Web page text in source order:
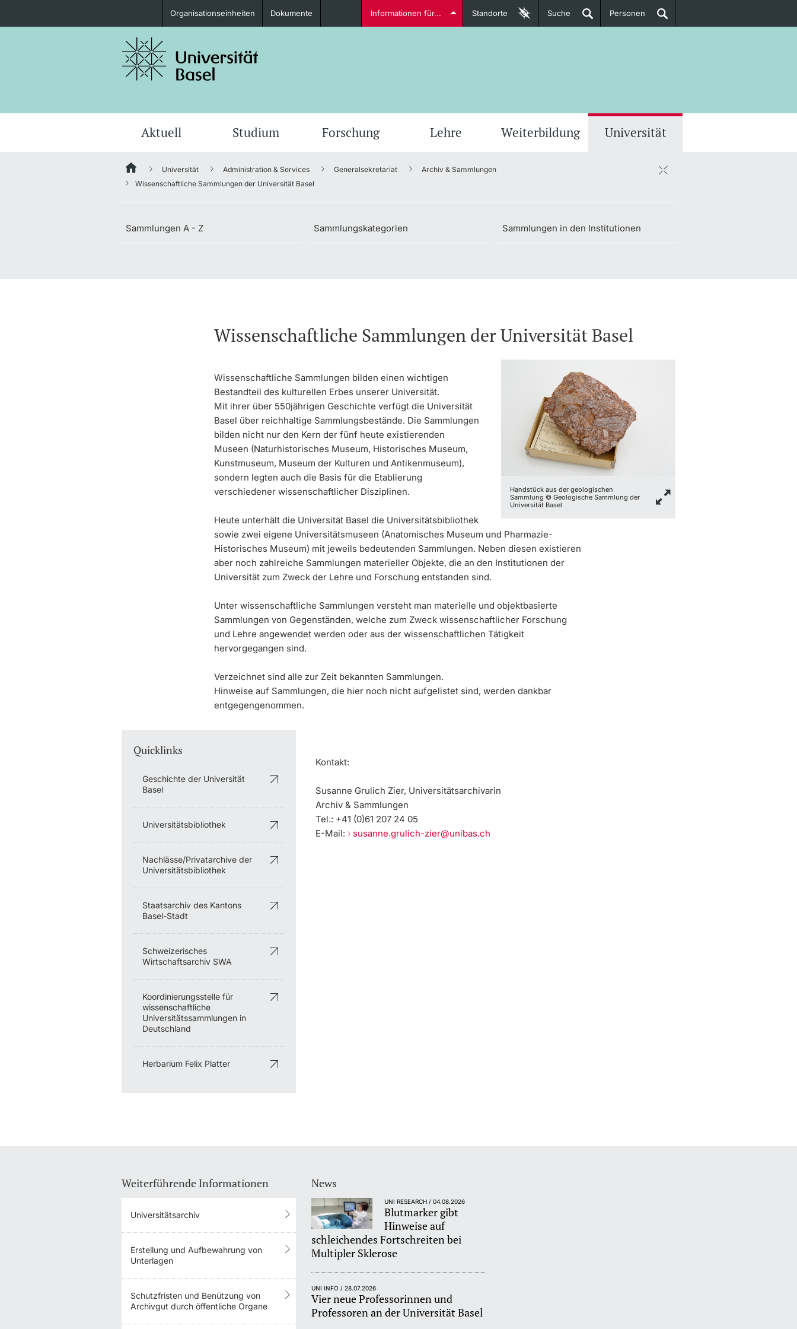
Studieninteressierte
Fördernde & Alumni Dozierende
Organisationseinheiten Dokumente Informationen für... Standorte Suche Personen
Aktuell Studium Forschung Lehre Weiterbildung Universität
Sammlungen A - Z Sammlungskategorien Sammlungen in den Institutionen
Universität Administration & Services Generalsekretariat
Archiv & Sammlungen
Wissenschaftliche Sammlungen der Universität Basel
Wissenschaftliche Sammlungen der Universität Basel
Handstück aus der geologischen
Sammlung © Geologische Sammlung der
Universität Basel
Wissenschaftliche Sammlungen bilden einen wichtigen
Bestandteil des kulturellen Erbes unserer Universität.
Mit ihrer über 550jährigen Geschichte verfügt die Universität
Basel über reichhaltige Sammlungsbestände. Die Sammlungen
bilden nicht nur den Kern der fünf heute existierenden
Museen (Naturhistorisches Museum, Historisches Museum,
Kunstmuseum, Museum der Kulturen und Antikenmuseum),
sondern legten auch die Basis für die Etablierung
verschiedener wissenschaftlicher Disziplinen.
Heute unterhält die Universität Basel die Universitätsbibliothek
sowie zwei eigene Universitätsmuseen (Anatomisches Museum und Pharmazie-
Historisches Museum) mit jeweils bedeutenden Sammlungen. Neben diesen existieren
aber noch zahlreiche Sammlungen materieller Objekte, die an den Institutionen der
Universität zum Zweck der Lehre und Forschung entstanden sind.
Unter wissenschaftliche Sammlungen versteht man materielle und objektbasierte
Sammlungen von Gegenständen, welche zum Zweck wissenschaftlicher Forschung
und Lehre angewendet werden oder aus der wissenschaftlichen Tätigkeit
hervorgegangen sind.
Verzeichnet sind alle zur Zeit bekannten Sammlungen.
Hinweise auf Sammlungen, die hier noch nicht aufgelistet sind, werden dankbar
entgegengenommen.
Quicklinks
Geschichte der Universität
Basel
Universitätsbibliothek
Nachlässe/Privatarchive der
Universitätsbibliothek
Staatsarchiv des Kantons
Basel-Stadt
Schweizerisches
Wirtschaftsarchiv SWA
Koordinierungsstelle für
wissenschaftliche
Universitätssammlungen in
Deutschland
Herbarium Felix Platter
Kontakt:
Susanne Grulich Zier, Universitätsarchivarin
Archiv & Sammlungen
Tel.: +41 (0)61 207 24 05
E-Mail: susanne.grulich-zier@unibas.ch
Weiterführende Informationen
Universitätsarchiv
Erstellung und Aufbewahrung von
Unterlagen
Schutzfristen und Benützung von
Archivgut durch öffentliche Organe
News
UNI RESEARCH / 04.08.2026
Blutmarker gibt
Hinweise auf
schleichendes Fortschreiten bei
Multipler Sklerose
UNI INFO / 28.07.2026
Vier neue Professorinnen und
Professoren an der Universität Basel